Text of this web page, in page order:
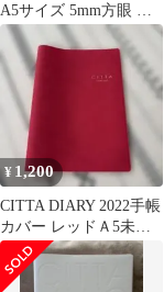
A5サイズ 5mm方眼 ペ
イズリー柄
¥ 1,200
CITTA DIARY 2022手帳
カバー レッドＡ5未使
用